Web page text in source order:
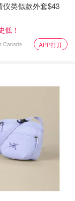
仪类似款外套$43
低！
Canada APP打开